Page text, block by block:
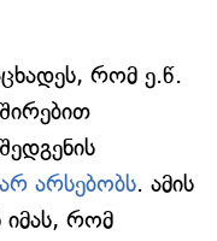
რომ ე.წ.
არსებობს. ამის
იმას, რომ